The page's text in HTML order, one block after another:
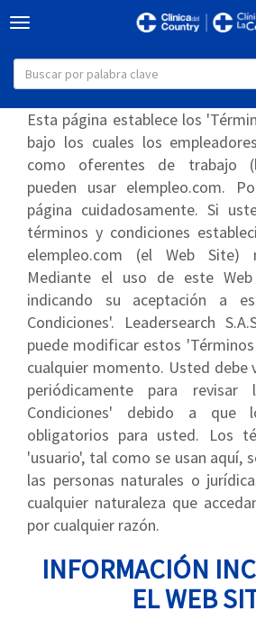
Toggle navigation
Esta página establece los
bajo los cuales los
como oferentes de trabajo
pueden usar elempleo.com.
página cuidadosamente. Si
términos y condiciones
elempleo.com (el Web Site)
Mediante el uso de este
indicando su aceptación a
Condiciones'. Leadersearch
puede modificar estos
cualquier momento. Usted debe
periódicamente para
Condiciones' debido a que
obligatorios para usted. Los
'usuario', tal como se usan aquí,
las personas naturales o
cualquier naturaleza que
por cualquier razón.
INFORMACIÓN
EL WEB